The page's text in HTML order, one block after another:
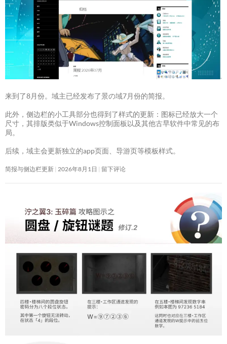
来到了8月份。域主已经发布了景の域7月份的简报。
此外，侧边栏的小工具部分也得到了样式的更新：图标已经放大一个
尺寸，其排版类似于Windows控制面板以及其他古早软件中常见的布
局。
后续，域主会更新独立的app页面、导游页等模板样式。
简报与侧边栏更新 2026年8月1日 留下评论